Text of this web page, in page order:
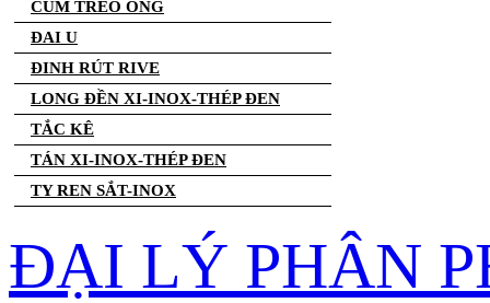
CÙM TREO ỐNG
ĐAI U
ĐINH RÚT RIVE
LONG ĐỀN XI-INOX-THÉP ĐEN
TẮC KÊ
TÁN XI-INOX-THÉP ĐEN
TY REN SẮT-INOX
ĐẠI LÝ PHÂN